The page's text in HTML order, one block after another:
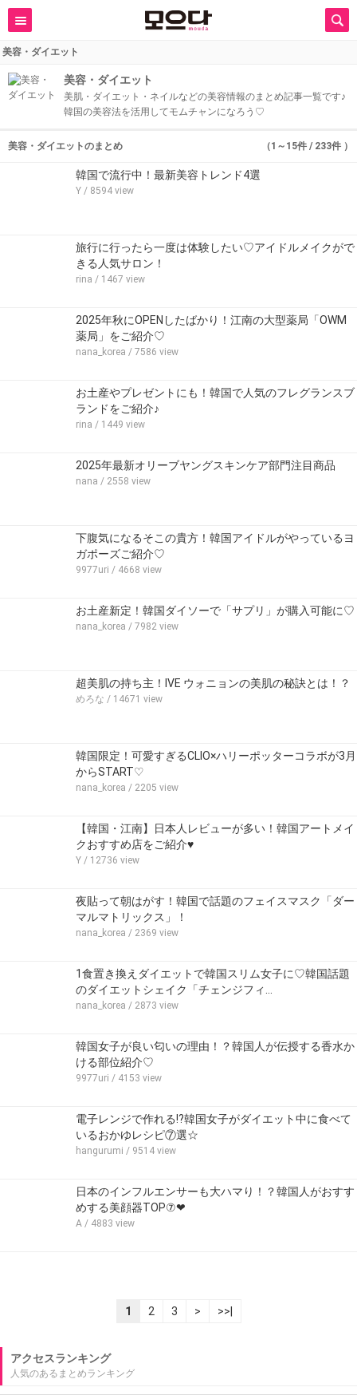
美容・ダイエット
美容・ダイエット
美肌・ダイエット・ネイルなどの美容情報のまとめ記事一覧です♪
韓国の美容法を活用してモムチャンになろう♡
美容・ダイエットのまとめ （1～15件 / 233件 ）
韓国で流行中！最新美容トレンド4選
Y / 8594 view
旅行に行ったら一度は体験したい♡アイドルメイクがで
きる人気サロン！
rina / 1467 view
2025年秋にOPENしたばかり！江南の大型薬局「OWM
薬局」をご紹介♡
nana_korea / 7586 view
お土産やプレゼントにも！韓国で人気のフレグランスブ
ランドをご紹介♪
rina / 1449 view
2025年最新オリーブヤングスキンケア部門注目商品
nana / 2558 view
下腹気になるそこの貴方！韓国アイドルがやっているヨ
ガポーズご紹介♡
9977uri / 4668 view
お土産新定！韓国ダイソーで「サプリ」が購入可能に♡
nana_korea / 7982 view
超美肌の持ち主！IVE ウォニョンの美肌の秘訣とは！？
めろな / 14671 view
韓国限定！可愛すぎるCLIO×ハリーポッターコラボが3月
からSTART♡
nana_korea / 2205 view
【韓国・江南】日本人レビューが多い！韓国アートメイ
クおすすめ店をご紹介♥
Y / 12736 view
夜貼って朝はがす！韓国で話題のフェイスマスク「ダー
マルマトリックス」！
nana_korea / 2369 view
1食置き換えダイエットで韓国スリム女子に♡韓国話題
のダイエットシェイク「チェンジフィ…
nana_korea / 2873 view
韓国女子が良い匂いの理由！？韓国人が伝授する香水か
ける部位紹介♡
9977uri / 4153 view
電子レンジで作れる!?韓国女子がダイエット中に食べて
いるおかゆレシピ⑦選☆
hangurumi / 9514 view
日本のインフルエンサーも大ハマり！？韓国人がおすす
めする美顔器TOP⑦❤
A / 4883 view
1 2 3 > >>|
アクセスランキング
人気のあるまとめランキング